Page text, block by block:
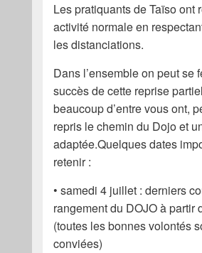
Les pratiquants de Taïso ont
activité normale en
les distanciations.
Dans l’ensemble on peut se
succès de cette reprise
beaucoup d’entre vous ont,
repris le chemin du Dojo et
adaptée.Quelques dates
retenir :
• samedi 4 juillet : derniers
rangement du DOJO à partir
(toutes les bonnes volontés
conviées)